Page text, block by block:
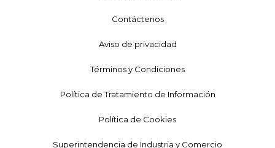
Contáctenos
Aviso de privacidad
Términos y Condiciones
Política de Tratamiento de Información
Política de Cookies
Superintendencia de Industria y Comercio